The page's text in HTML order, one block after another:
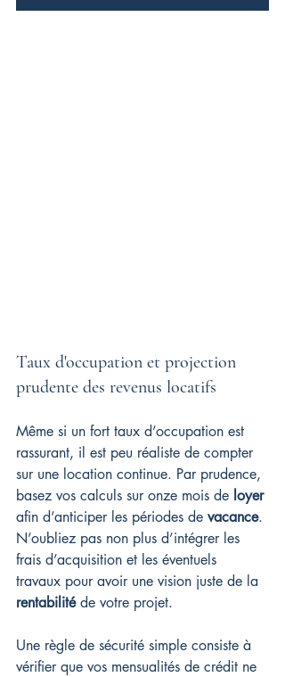
Taux d'occupation et projection
prudente des revenus locatifs
Même si un fort taux d’occupation est
rassurant, il est peu réaliste de compter
sur une location continue. Par prudence,
basez vos calculs sur onze mois de loyer
afin d’anticiper les périodes de vacance.
N’oubliez pas non plus d’intégrer les
frais d’acquisition et les éventuels
travaux pour avoir une vision juste de la
rentabilité de votre projet.
Une règle de sécurité simple consiste à
vérifier que vos mensualités de crédit ne